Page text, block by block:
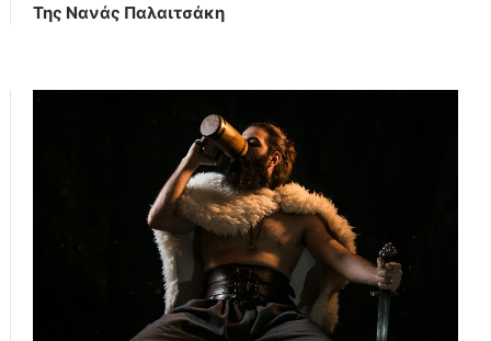
Της Νανάς Παλαιτσάκη